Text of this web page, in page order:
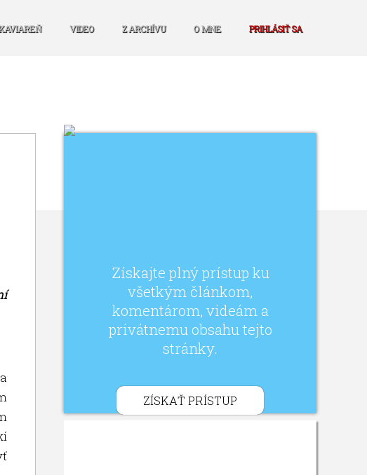
VIDEO Z ARCHÍVU O MNE PRIHLÁSIŤ SA
Získajte plný prístup ku
všetkým článkom,
komentárom, videám a
privátnemu obsahu tejto
stránky.
ZÍSKAŤ PRÍSTUP